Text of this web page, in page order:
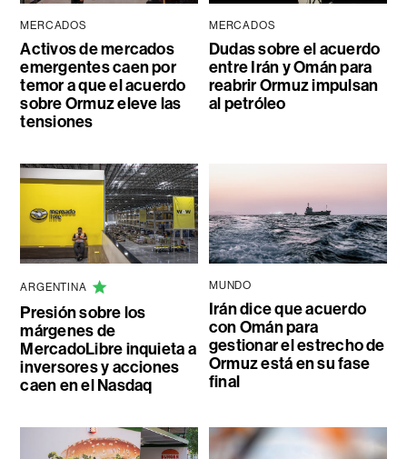
MERCADOS
Activos de mercados
emergentes caen por
temor a que el acuerdo
sobre Ormuz eleve las
tensiones
MERCADOS
Dudas sobre el acuerdo
entre Irán y Omán para
reabrir Ormuz impulsan
al petróleo
ARGENTINA
Presión sobre los
márgenes de
MercadoLibre inquieta a
inversores y acciones
caen en el Nasdaq
MUNDO
Irán dice que acuerdo
con Omán para
gestionar el estrecho de
Ormuz está en su fase
final